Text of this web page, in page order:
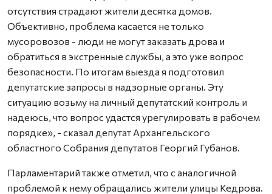
отсутствия страдают жители десятка домов.
Объективно, проблема касается не только
мусоровозов - люди не могут заказать дрова и
обратиться в экстренные службы, а это уже вопрос
безопасности. По итогам выезда я подготовил
депутатские запросы в надзорные органы. Эту
ситуацию возьму на личный депутатский контроль и
надеюсь, что вопрос удастся урегулировать в рабочем
порядке», - сказал депутат Архангельского
областного Собрания депутатов Георгий Губанов.
Парламентарий также отметил, что с аналогичной
проблемой к нему обращались жители улицы Кедрова.